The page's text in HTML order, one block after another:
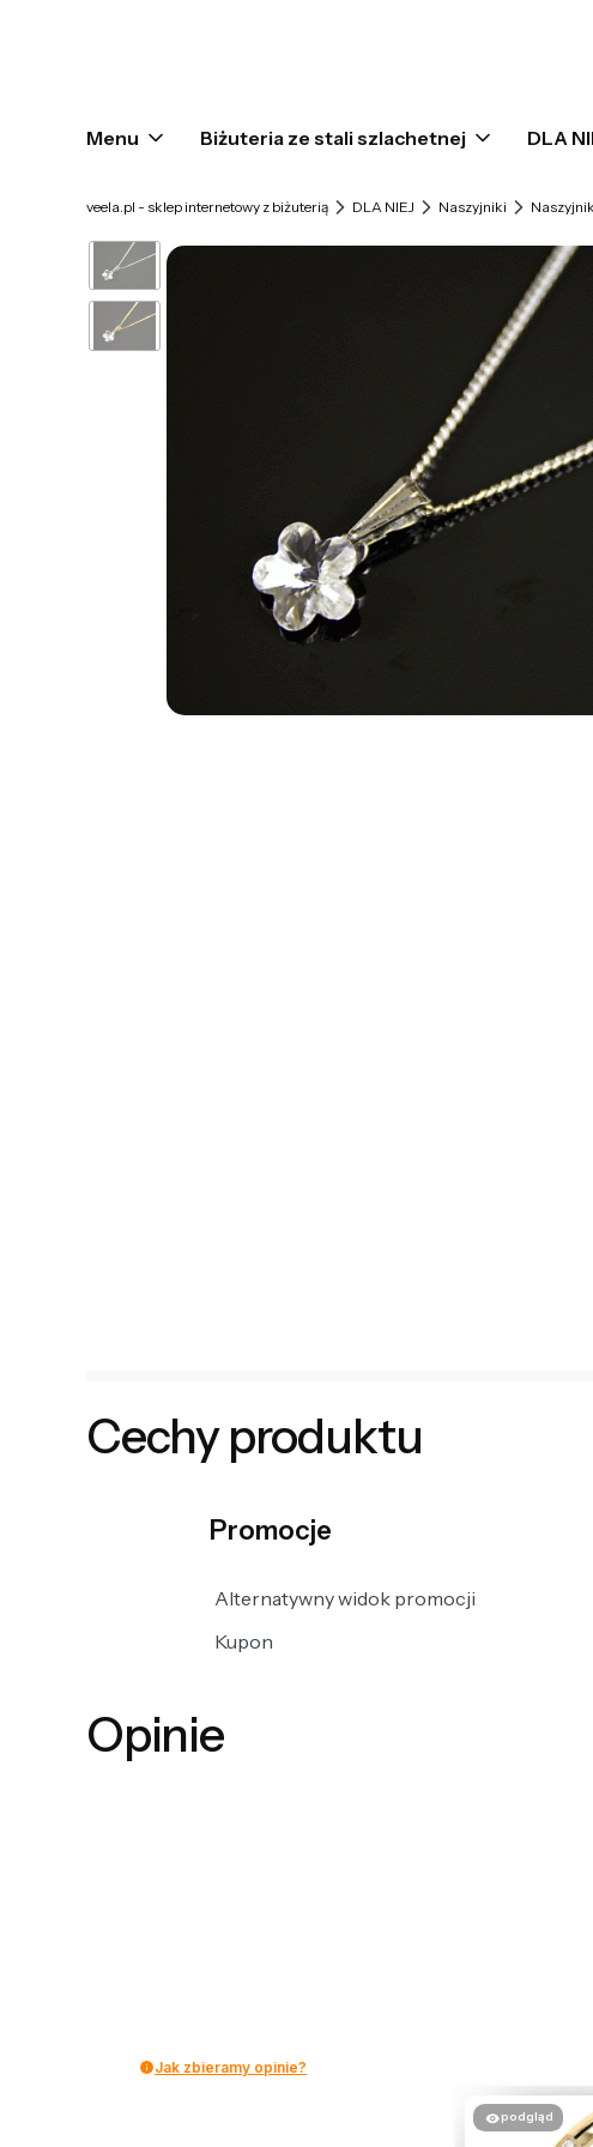
Menu Biżuteria ze stali szlachetnej DLA
veela.pl - sklep internetowy z biżuterią DLA NIEJ Naszyjniki
Cechy produktu
Promocje
Alternatywny widok promocji
Kupon
Opinie
Jak zbieramy opinie?
podgląd